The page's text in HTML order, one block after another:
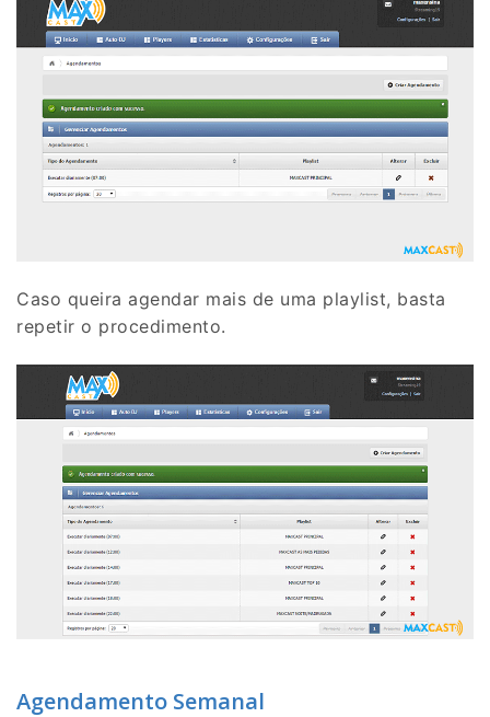
Caso queira agendar mais de uma playlist, basta
repetir o procedimento.
Agendamento Semanal